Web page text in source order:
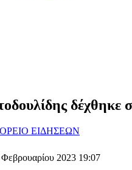
ΕΙΔΗΣΕΩΝ
2023 19:07